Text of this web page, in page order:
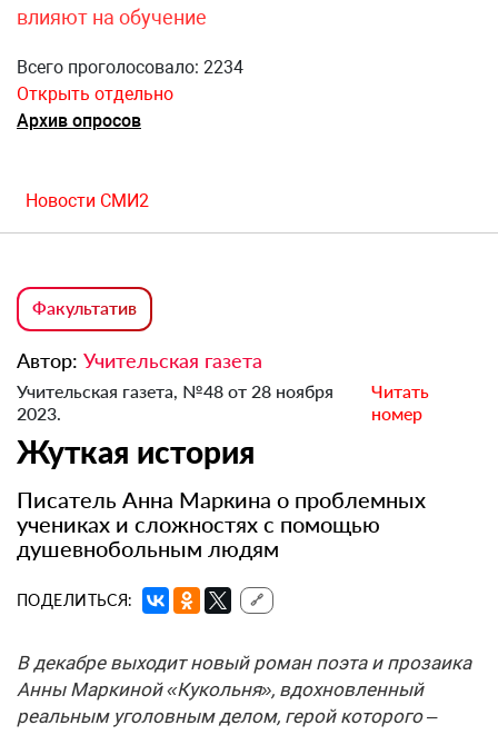
влияют на обучение
Всего проголосовало: 2234
Открыть отдельно
Архив опросов
Новости СМИ2
Факультатив
Автор: Учительская газета
Учительская газета, №48 от 28 ноября
2023.
Читать
номер
Жуткая история
Писатель Анна Маркина о проблемных
учениках и сложностях с помощью
душевнобольным людям
ПОДЕЛИТЬСЯ: 🔗
В декабре выходит новый роман поэта и прозаика
Анны Маркиной «Кукольня», вдохновленный
реальным уголовным делом, герой которого –